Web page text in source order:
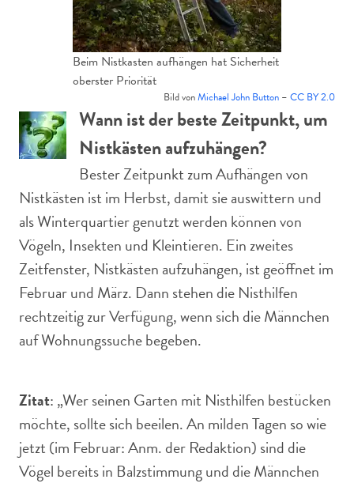
Beim Nistkasten aufhängen hat Sicherheit
oberster Priorität
Bild vonMichael John Button – CC BY 2.0
Wann ist der beste Zeitpunkt, um
Nistkästen aufzuhängen?
Bester Zeitpunkt zum Aufhängen von
Nistkästen ist im Herbst, damit sie auswittern und
als Winterquartier genutzt werden können von
Vögeln, Insekten und Kleintieren. Ein zweites
Zeitfenster, Nistkästen aufzuhängen, ist geöffnet im
Februar und März. Dann stehen die Nisthilfen
rechtzeitig zur Verfügung, wenn sich die Männchen
auf Wohnungssuche begeben.
Zitat: „Wer seinen Garten mit Nisthilfen bestücken
möchte, sollte sich beeilen. An milden Tagen so wie
jetzt (im Februar: Anm. der Redaktion) sind die
Vögel bereits in Balzstimmung und die Männchen